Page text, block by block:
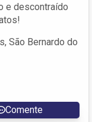
e descontraído
São Bernardo do
Comente